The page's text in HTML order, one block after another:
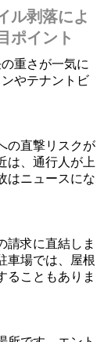
ル剥落によ
ポイント
重さが一気に
やテナントビ
の直撃リスクが
は、通行人が上
はニュースにな
請求に直結しま
車場では、屋根
ることもありま